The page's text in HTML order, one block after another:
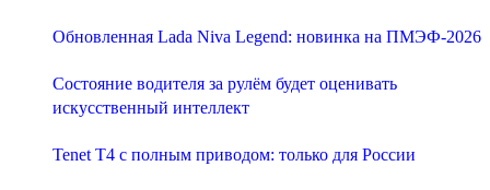
Обновленная Lada Niva Legend: новинка на ПМЭФ-2026
Состояние водителя за рулём будет оценивать
искусственный интеллект
Tenet T4 с полным приводом: только для России